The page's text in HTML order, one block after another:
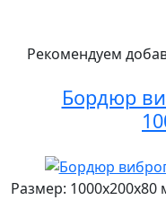
Рекомендуем
Бордюр
Размер: 1000x200x80